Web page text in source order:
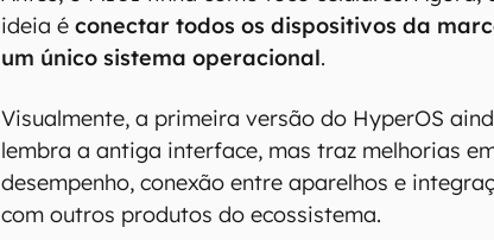
ideia éconectar todos os dispositivos da
um único sistema operacional.
Visualmente, a primeira versão do HyperOS
lembra a antiga interface, mas traz melhorias
desempenho, conexão entre aparelhos e
com outros produtos do ecossistema.